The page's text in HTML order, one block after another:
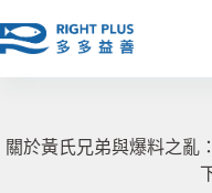
至
容關於黃氏兄弟與爆料之亂